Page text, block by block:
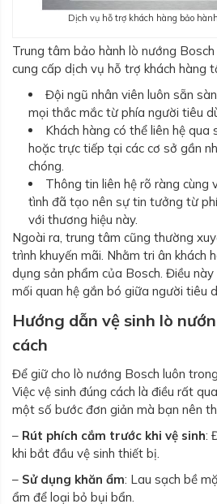
Dịch vụ hỗ trợ khách hàng bảo
Trung tâm bảo hành lò nướng
cung cấp dịch vụ hỗ trợ khách hàng
Đội ngũ nhân viên luôn sẵn
mọi thắc mắc từ phía người tiêu
Khách hàng có thể liên hệ
hoặc trực tiếp tại các cơ sở gần
chóng.
Thông tin liên hệ rõ ràng cùng
tình đã tạo nên sự tin tưởng từ
với thương hiệu này.
Ngoài ra, trung tâm cũng thường
trình khuyến mãi. Nhằm tri ân khách
dụng sản phẩm của Bosch. Điều
mối quan hệ gắn bó giữa người tiêu
Hướng dẫn vệ sinh lò
cách
Để giữ cho lò nướng Bosch luôn
Việc vệ sinh đúng cách là điều rất
một số bước đơn giản mà bạn nên
– Rút phích cắm trước khi vệ sinh:
khi bắt đầu vệ sinh thiết bị.
– Sử dụng khăn ẩm: Lau sạch bề
ẩm để loại bỏ bụi bẩn.